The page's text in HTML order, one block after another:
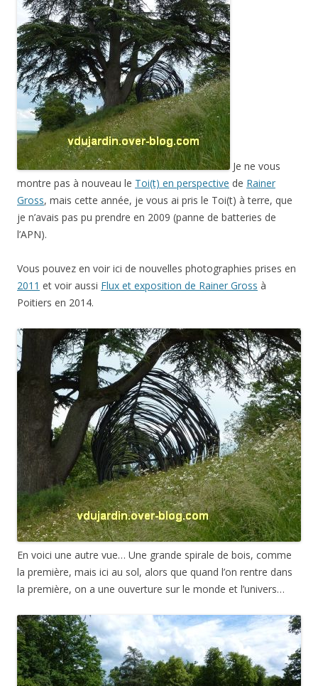
Je ne vous
montre pas à nouveau le Toi(t) en perspective de Rainer
Gross, mais cette année, je vous ai pris le Toi(t) à terre, que
je n’avais pas pu prendre en 2009 (panne de batteries de
l’APN).
Vous pouvez en voir ici de nouvelles photographies prises en
2011 et voir aussi Flux et exposition de Rainer Gross à
Poitiers en 2014.
En voici une autre vue… Une grande spirale de bois, comme
la première, mais ici au sol, alors que quand l’on rentre dans
la première, on a une ouverture sur le monde et l’univers…